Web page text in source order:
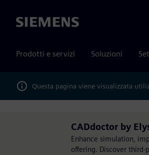
Siemens
Prodotti e servizi Soluzioni
Questa pagina viene visualizzata
CADdoctor by
Enhance simulation,
offering. Discover third-